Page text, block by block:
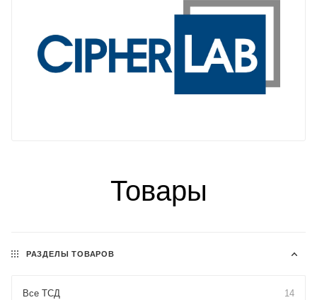
Товары
РАЗДЕЛЫ ТОВАРОВ
Все ТСД 14